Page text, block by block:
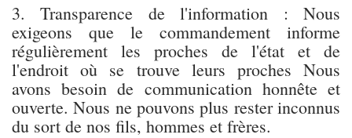
3. Transparence de l'information : Nous
exigeons que le commandement informe
régulièrement les proches de l'état et de
l'endroit où se trouve leurs proches Nous
avons besoin de communication honnête et
ouverte. Nous ne pouvons plus rester inconnus
du sort de nos fils, hommes et frères.